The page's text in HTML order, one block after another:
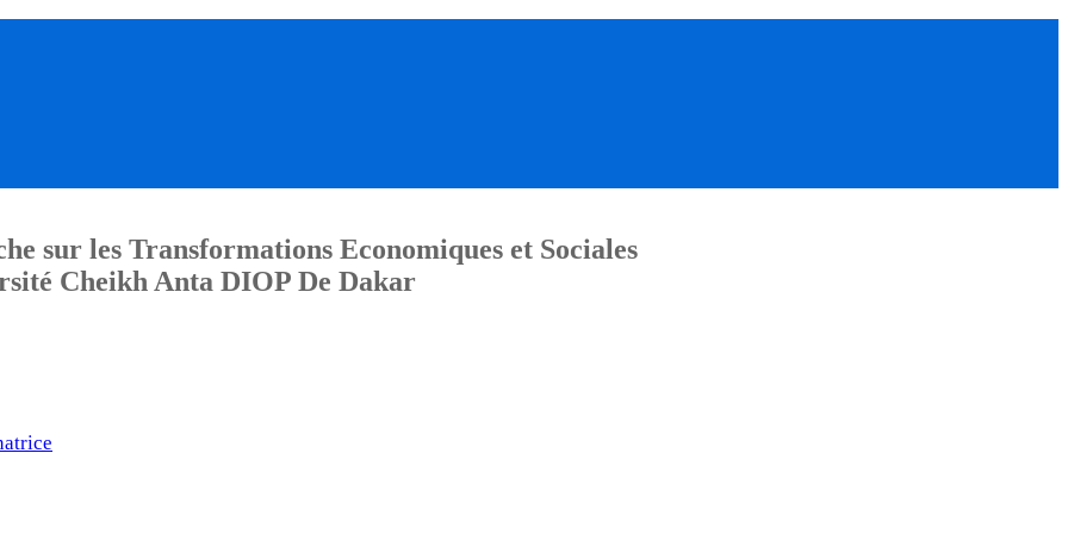
sur les Transformations Economiques et Sociales
Cheikh Anta DIOP De Dakar